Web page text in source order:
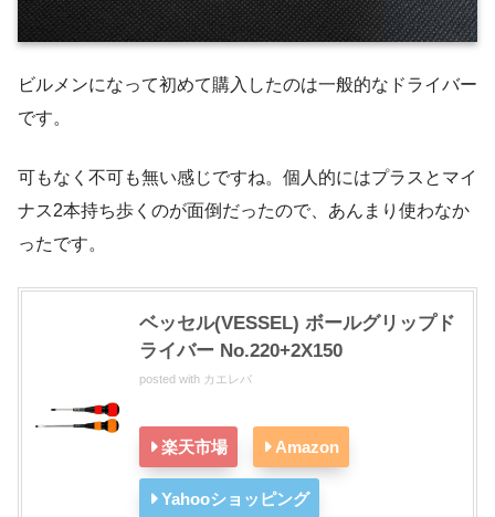
ビルメンになって初めて購入したのは一般的なドライバー
です。
可もなく不可も無い感じですね。個人的にはプラスとマイ
ナス2本持ち歩くのが面倒だったので、あんまり使わなか
ったです。
ベッセル(VESSEL) ボールグリップド
ライバー No.220+2X150
posted with カエレバ
楽天市場 Amazon
Yahooショッピング